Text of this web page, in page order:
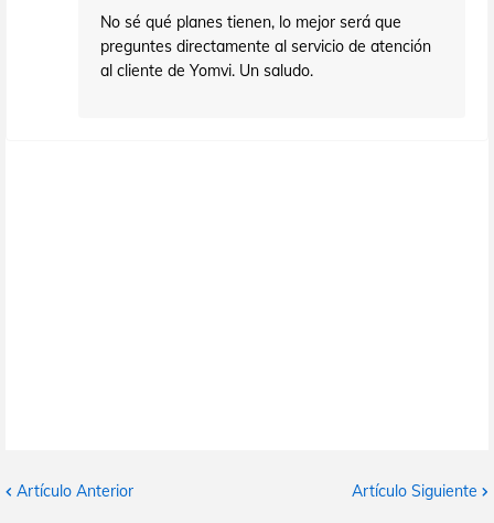
No sé qué planes tienen, lo mejor será que
preguntes directamente al servicio de atención
al cliente de Yomvi. Un saludo.
Artículo Anterior Artículo Siguiente